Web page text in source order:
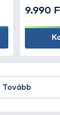
9.990
Tovább